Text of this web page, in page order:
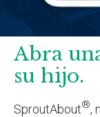
Abra
su hijo.
SproutAbout®,